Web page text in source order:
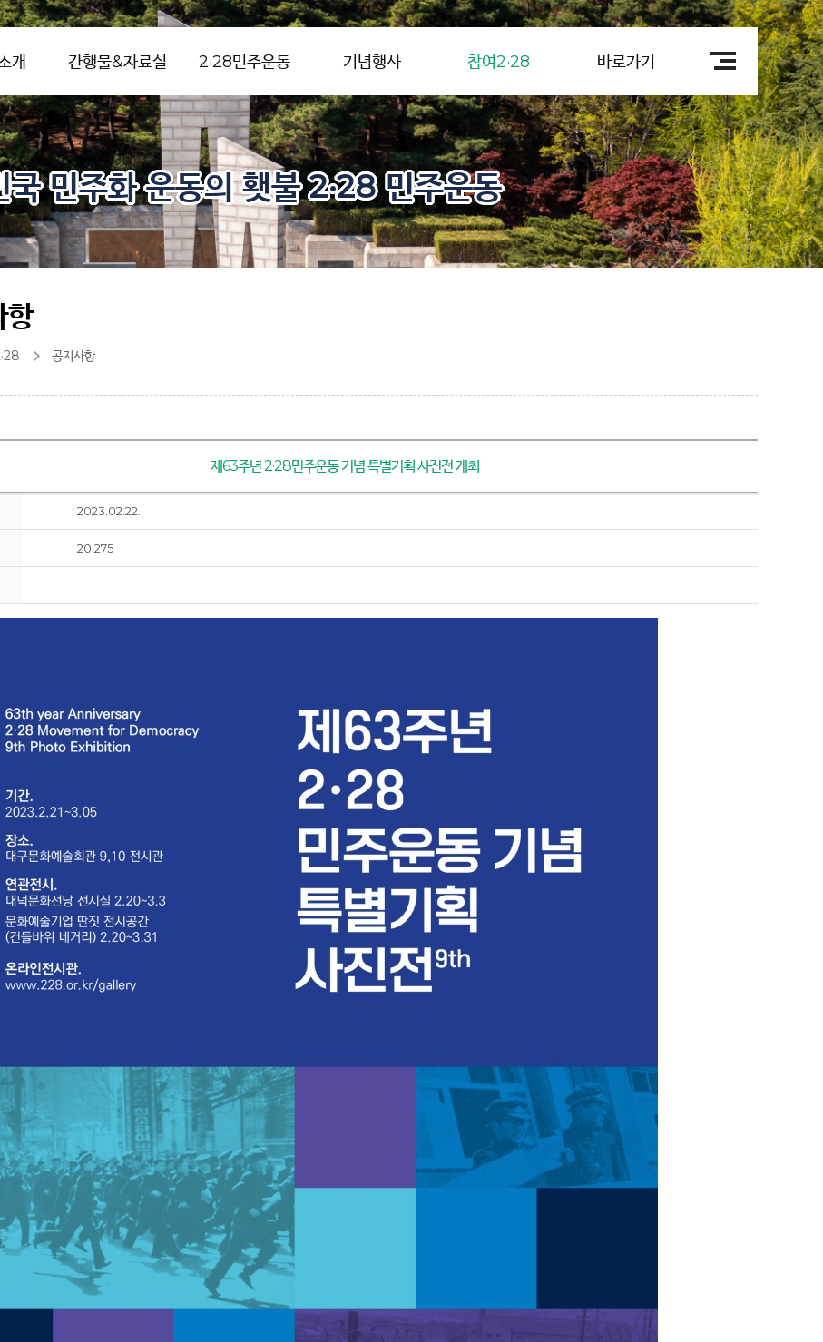
개 간행물&자료실 2·28민주운동 기념행사 참여2·28 바로가기
국 민주화 운동의 횃불 2·28 민주운동
항
공지사항
제63주년 2·28민주운동 기념 특별기획 사진전 개최
2023.02.22.
20,275